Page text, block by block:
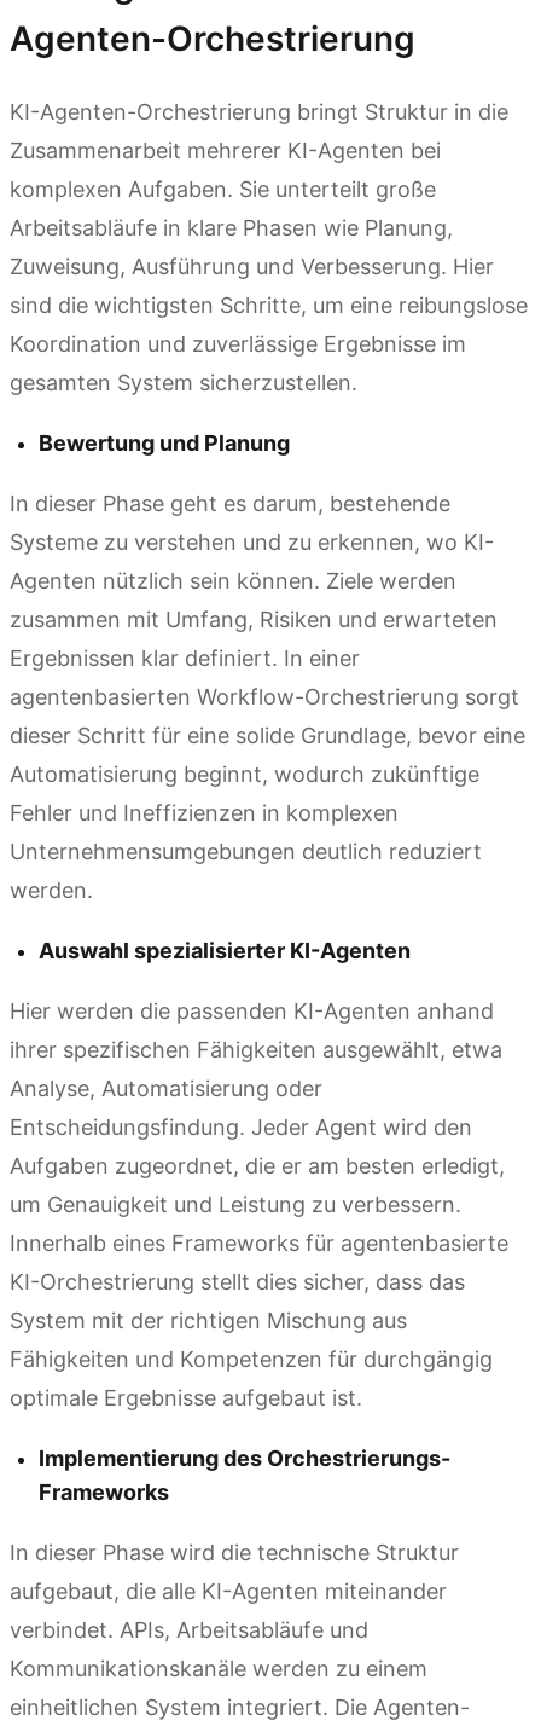
Agenten-Orchestrierung
KI-Agenten-Orchestrierung bringt Struktur in die
Zusammenarbeit mehrerer KI-Agenten bei
komplexen Aufgaben. Sie unterteilt große
Arbeitsabläufe in klare Phasen wie Planung,
Zuweisung, Ausführung und Verbesserung. Hier
sind die wichtigsten Schritte, um eine reibungslose
Koordination und zuverlässige Ergebnisse im
gesamten System sicherzustellen.
Bewertung und Planung
In dieser Phase geht es darum, bestehende
Systeme zu verstehen und zu erkennen, wo KI-
Agenten nützlich sein können. Ziele werden
zusammen mit Umfang, Risiken und erwarteten
Ergebnissen klar definiert. In einer
agentenbasierten Workflow-Orchestrierung sorgt
dieser Schritt für eine solide Grundlage, bevor eine
Automatisierung beginnt, wodurch zukünftige
Fehler und Ineffizienzen in komplexen
Unternehmensumgebungen deutlich reduziert
werden.
Auswahl spezialisierter KI-Agenten
Hier werden die passenden KI-Agenten anhand
ihrer spezifischen Fähigkeiten ausgewählt, etwa
Analyse, Automatisierung oder
Entscheidungsfindung. Jeder Agent wird den
Aufgaben zugeordnet, die er am besten erledigt,
um Genauigkeit und Leistung zu verbessern.
Innerhalb eines Frameworks für agentenbasierte
KI-Orchestrierung stellt dies sicher, dass das
System mit der richtigen Mischung aus
Fähigkeiten und Kompetenzen für durchgängig
optimale Ergebnisse aufgebaut ist.
Implementierung des Orchestrierungs-
Frameworks
In dieser Phase wird die technische Struktur
aufgebaut, die alle KI-Agenten miteinander
verbindet. APIs, Arbeitsabläufe und
Kommunikationskanäle werden zu einem
einheitlichen System integriert. Die Agenten-